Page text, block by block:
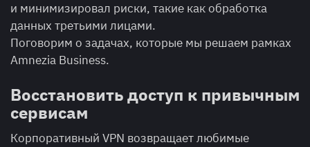
и минимизировал риски, такие как обработка
данных третьими лицами.
Поговорим о задачах, которые мы решаем рамках
Amnezia Business.
Восстановить доступ к привычным
сервисам
Корпоративный VPN возвращает любимые